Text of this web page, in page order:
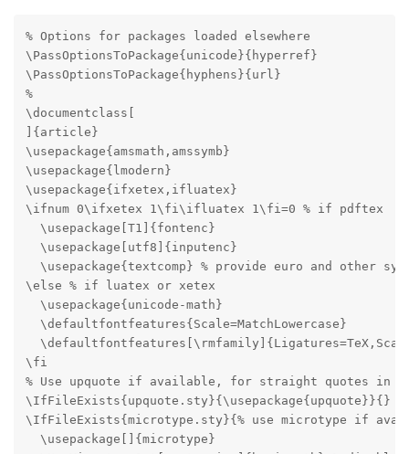
% Options for packages loaded elsewhere
\PassOptionsToPackage{unicode}{hyperref}
\PassOptionsToPackage{hyphens}{url}
%
\documentclass[
]{article}
\usepackage{amsmath,amssymb}
\usepackage{lmodern}
\usepackage{ifxetex,ifluatex}
\ifnum 0\ifxetex 1\fi\ifluatex 1\fi=0 % if pdftex
  \usepackage[T1]{fontenc}
  \usepackage[utf8]{inputenc}
\usepackage{textcomp} % provide euro and other
\else % if luatex or xetex
  \usepackage{unicode-math}
  \defaultfontfeatures{Scale=MatchLowercase}
\fi
% Use upquote if available, for straight quotes in
\IfFileExists{upquote.sty}{\usepackage{upquote}}{}
\IfFileExists{microtype.sty}{% use microtype if
  \usepackage[]{microtype}